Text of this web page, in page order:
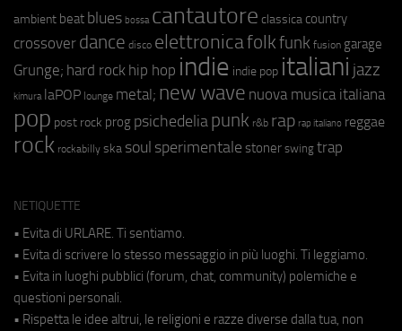
ambient beat blues bossa cantautore classica country
crossover dance disco elettronicafolkfunk fusion garage
Grunge; hard rock hip hop indie indie pop italiani jazz
kimura laPOP lounge metal; new wave nuova musica italiana
pop post rock prog psichedeliapunk r&b rap rap italiano reggae
rock rockabilly ska soul sperimentale stoner swing trap
NETIQUETTE
• Evita di URLARE. Ti sentiamo.
• Evita di scrivere lo stesso messaggio in più luoghi. Ti leggiamo.
• Evita in luoghi pubblici (forum, chat, community) polemiche e
questioni personali.
• Rispetta le idee altrui, le religioni e razze diverse dalla tua, non